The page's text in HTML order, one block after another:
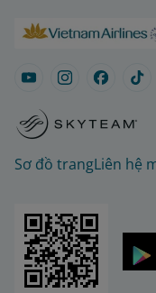
Sơ đồ trangLiên hệ